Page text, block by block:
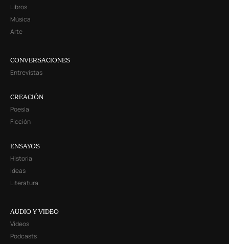
Libros
Música
Arte
CONVERSACIONES
Entrevistas
CREACIÓN
Poesía
Ficción
ENSAYOS
Historia
Ideas
Literatura
AUDIO Y VIDEO
Videos
Podcasts